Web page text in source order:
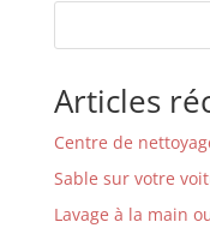
Articles
Centre de
Sable sur votre
Lavage à la main